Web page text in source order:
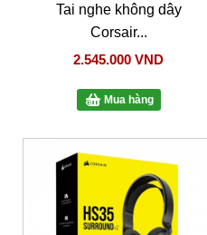
Tai nghe không dây
Corsair...
2.545.000 VND
Mua hàng